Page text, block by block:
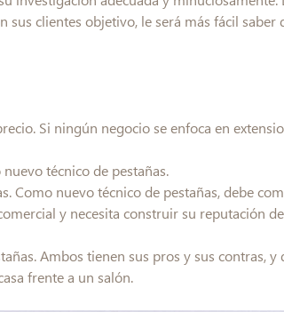
clientes objetivo, le será más fácil
Si ningún negocio se enfoca en
técnico de pestañas.
Como nuevo técnico de pestañas, debe
y necesita construir su reputación
Ambos tienen sus pros y sus contras,
frente a un salón.